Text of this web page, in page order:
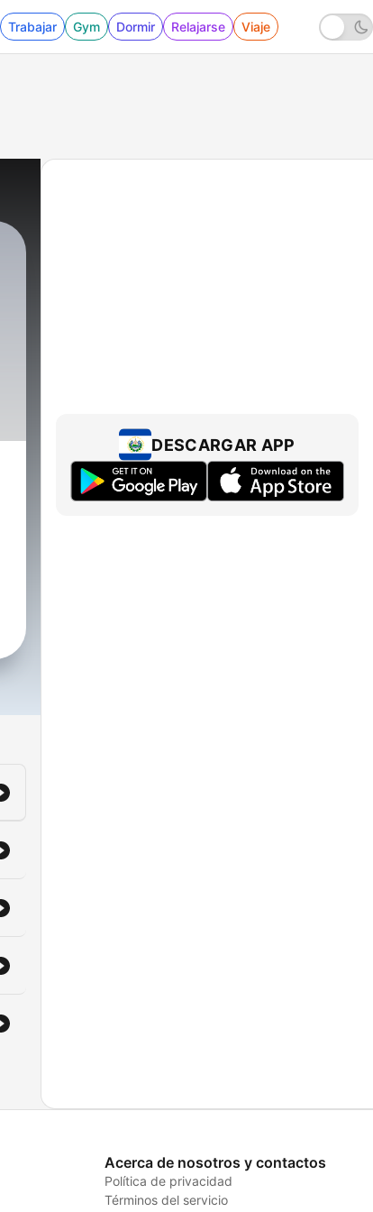
Trabajar Gym Dormir Relajarse Viaje
DESCARGAR APP
Acerca de nosotros y contactos
Política de privacidad
Términos del servicio